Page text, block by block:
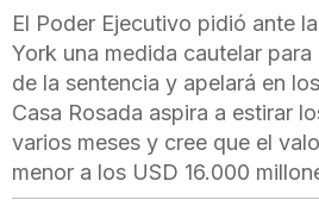
El Poder Ejecutivo pidió ante
York una medida cautelar
de la sentencia y apelará en
Casa Rosada aspira a estirar
varios meses y cree que el
menor a los USD 16.000